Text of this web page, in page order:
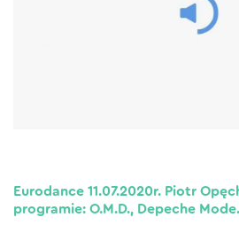
Eurodance 11.07.2020r. Piotr
programie: O.M.D., Depeche Mode.